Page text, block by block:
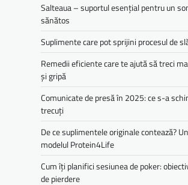
Salteaua – suportul esențial pentru un
sănătos
Suplimente care pot sprijini procesul de
Remedii eficiente care te ajută să treci
și gripă
Comunicate de presă în 2025: ce s-a
trecuți
De ce suplimentele originale contează?
modelul Protein4Life
Cum îți planifici sesiunea de poker:
de pierdere